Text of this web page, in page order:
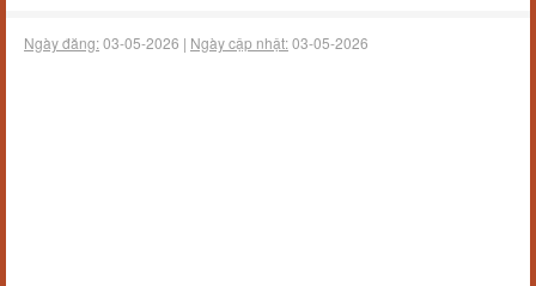
Ngày đăng:03-05-2026 | Ngày cập nhật:03-05-2026